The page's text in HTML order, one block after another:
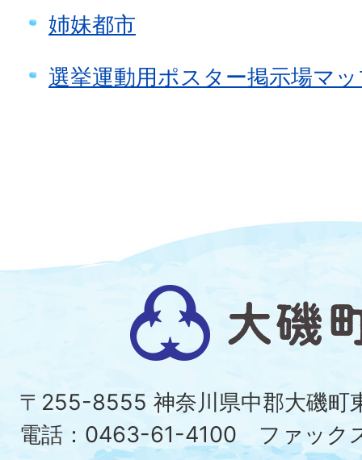
姉妹都市
選挙運動用ポスター掲示場マ
大
磯
町
〒255-8555 神奈川県中郡大磯
電話：0463-61-4100 ファック